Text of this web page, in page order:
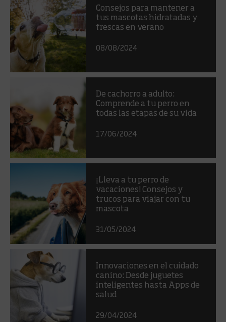
Consejos para mantener a
tus mascotas hidratadas y
frescas en verano
08/08/2024
De cachorro a adulto:
Comprende a tu perro en
todas las etapas de su vida
17/06/2024
¡Lleva a tu perro de
vacaciones! Consejos y
trucos para viajar con tu
mascota
31/05/2024
Innovaciones en el cuidado
canino: Desde juguetes
inteligentes hasta Apps de
salud
29/04/2024